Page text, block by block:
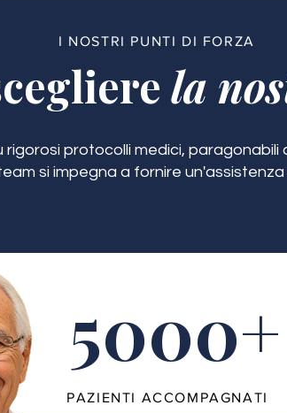
I NOSTRI PUNTI DI FORZA
la
protocolli medici, paragonabili
si impegna a fornire
5000+
PAZIENTI ACCOMPAGNATI